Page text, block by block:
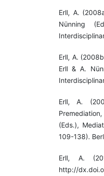
Erll, A.
Nünning
Erll, A.
Erll & A.
Erll, A.
(Eds.),
109-138).
Erll, A.
http://